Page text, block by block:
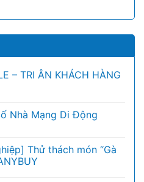
– TRI ÂN KHÁCH HÀNG
Nhà Mạng Di Động
Thử thách món “Gà